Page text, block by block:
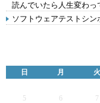
読んでいたら人生変わっ
ソフトウェアテストシン
日 月 火
5
6 7